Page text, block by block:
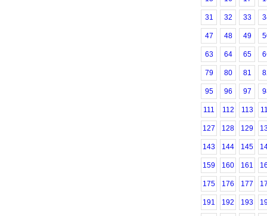
31 32 33
47 48 49
63 64 65
79 80 81
95 96 97
111 112 113
127 128 129
143 144 145
159 160 161
175 176 177
191 192 193